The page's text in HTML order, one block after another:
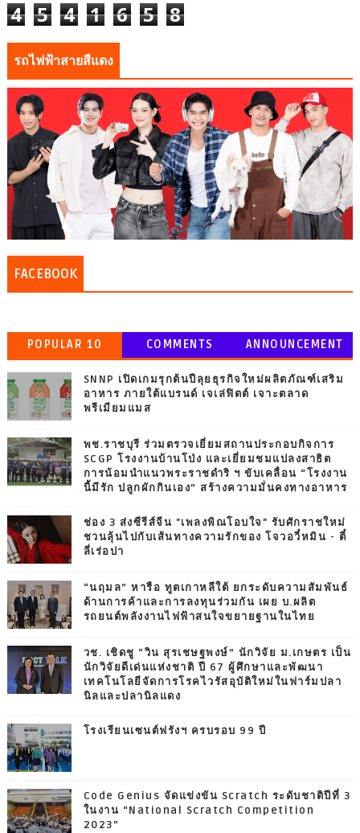
4 5 4 1 6 5 8
รถไฟฟ้าสายสีแดง
FACEBOOK
POPULAR 10 COMMENTS ANNOUNCEMENT
SNNP เปิดเกมรุกต้นปีลุยธุรกิจใหม่ผลิตภัณฑ์เสริม
อาหาร ภายใต้แบรนด์ เจเล่ฟิตต์ เจาะตลาด
พรีเมียมแมส
พช.ราชบุรี ร่วมตรวจเยี่ยมสถานประกอบกิจการ
SCGP โรงงานบ้านโป่ง และเยี่ยมชมแปลงสาธิต
การน้อมนำแนวพระราชดำริ ฯ ขับเคลื่อน “โรงงาน
นี้มีรัก ปลูกผักกินเอง” สร้างความมั่นคงทางอาหาร
ช่อง 3 ส่งซีรีส์จีน "เพลงพิณโอบใจ" รับศักราชใหม่
ชวนลุ้นไปกับเส้นทางความรักของ โจวอวี๋หมิน - ตี๋
ลี่เร่อปา
“นฤมล” หารือ ทูตเกาหลีใต้ ยกระดับความสัมพันธ์
ด้านการค้าและการลงทุนร่วมกัน เผย บ.ผลิต
รถยนต์พลังงานไฟฟ้าสนใจขยายฐานในไทย
วช. เชิดชู “วิน สุรเชษฐพงษ์” นักวิจัย ม.เกษตร เป็น
นักวิจัยดีเด่นแห่งชาติ ปี 67 ผู้ศึกษาและพัฒนา
เทคโนโลยีจัดการโรคไวรัสอุบัติใหม่ในฟาร์มปลา
นิลและปลานิลแดง
โรงเรียนเซนต์ฟรังฯ ครบรอบ 99 ปี
Code Genius จัดแข่งขัน Scratch ระดับชาติปีที่ 3
ในงาน “National Scratch Competition
2023”